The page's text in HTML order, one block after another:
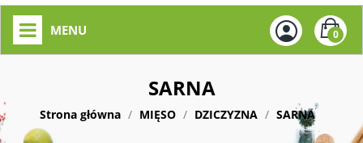
0
MENU
SARNA
Strona główna MIĘSO DZICZYZNA SARNA